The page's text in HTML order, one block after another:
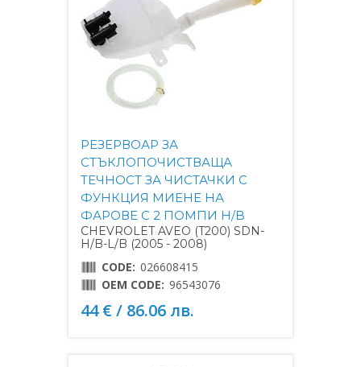
РЕЗЕРВОАР ЗА
СТЪКЛОПОЧИСТВАЩА
ТЕЧНОСТ ЗА ЧИСТАЧКИ С
ФУНКЦИЯ МИЕНЕ НА
ФАРОВЕ С 2 ПОМПИ H/B
CHEVROLET AVEO (T200) SDN-
H/B-L/B (2005 - 2008)
CODE: 026608415
OEM CODE: 96543076
44 € / 86.06 лв.